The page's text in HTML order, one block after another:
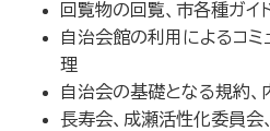
回覧物の回覧、市各種ガイ
自治会館の利用によるコミ
理
自治会の基礎となる規約
長寿会、成瀬活性化委員会